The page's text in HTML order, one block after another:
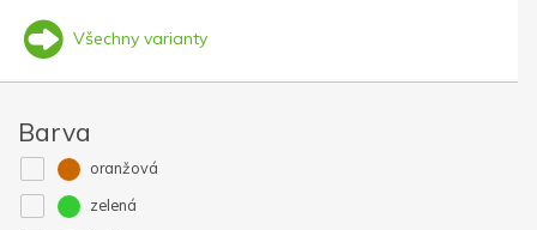
Všechny varianty
Barva
oranžová
zelená